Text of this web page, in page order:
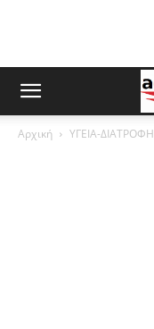
Αρχική ΥΓΕΙΑ-ΔΙΑΤΡΟΦΗ